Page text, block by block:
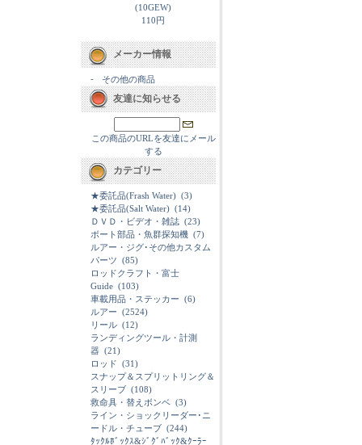
(10GEW)
110円
メーカー情報
- その他の商品
友達に知らせる
この商品のURLを友達にメール
する
カテゴリー
★委託品(Frash Water) (3)
★委託品(Salt Water) (14)
ＤＶＤ・ビデオ・雑誌 (23)
ボート部品・魚群探知機 (7)
ルアー・ジグ･その他カスタム
パーツ (85)
ロッドクラフト・富士
Guide (103)
車載用品・ステッカー (6)
ルアー (2524)
リール (12)
ランディングツール・計測
器 (21)
ロッド (31)
スナップ＆スプリットリング＆
スリーブ (108)
救命具・替えボンベ (3)
ライン・ショックリーダー･ニ
ードル・チューブ (244)
ﾀｯｸﾙﾎﾞｯｸｽ&ｼﾞｸﾞﾊﾞｯｸ&ｸｰﾗｰ